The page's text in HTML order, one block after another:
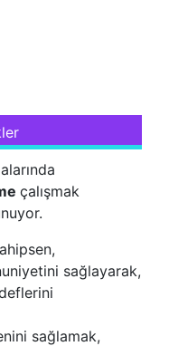
çalışmak
sağlayarak,
sağlamak,